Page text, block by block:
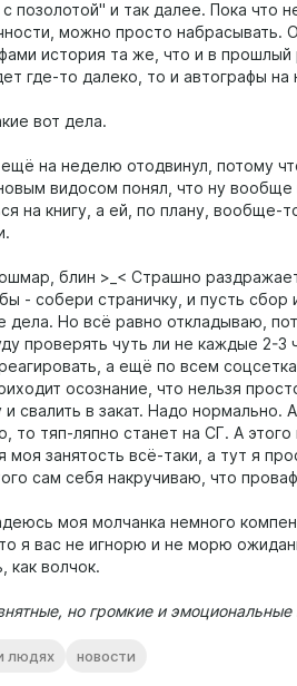
позолотой" и так далее. Пока что
можно просто набрасывать.
история та же, что и в прошлый
где-то далеко, то и автографы на
вот дела.
на неделю отодвинул, потому
видосом понял, что ну
на книгу, а ей, по плану,
блин >_< Страшно
- собери страничку, и пусть
дела. Но всё равно откладываю,
проверять чуть ли не каждые 2-
а ещё по всем
осознание, что нельзя
и свалить в закат. Надо нормально.
то тяп-ляпно станет на СГ. А
моя занятость всё-таки, а тут я
сам себя накручиваю, что
моя молчанка немного
я вас не игнорю и не морю
как волчок.
но громкие и эмоциональные
людях новости